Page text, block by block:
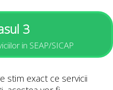
3
in SEAP/SICAP
stim exact ce servicii